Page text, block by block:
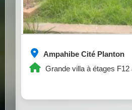
Ampahibe Cité Planton
Grande villa à étages F12